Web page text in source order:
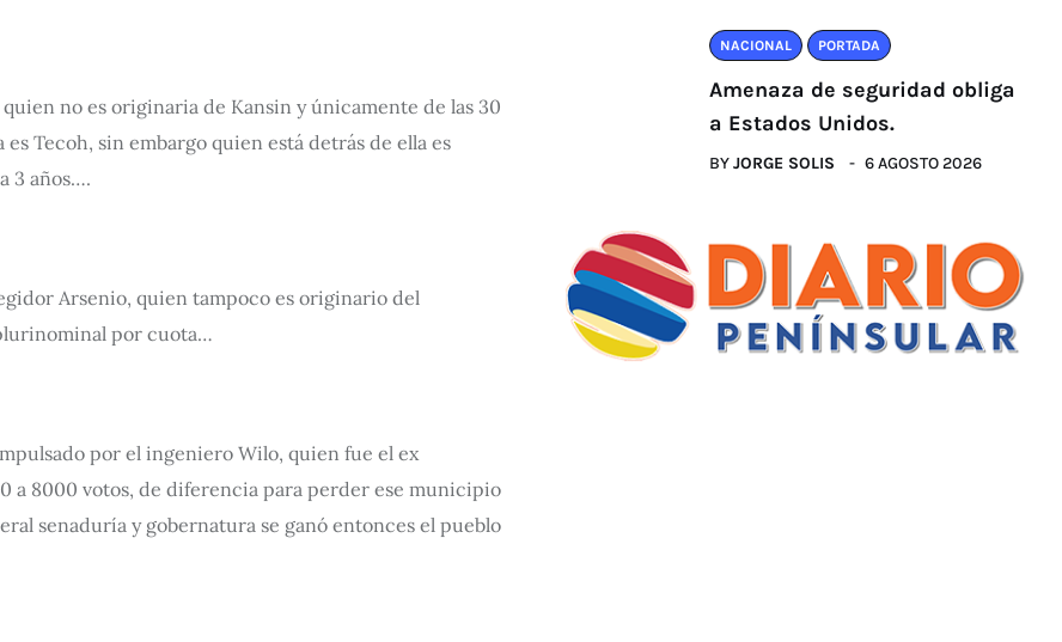
no es originaria de Kansin y únicamente de las 30
Tecoh, sin embargo quien está detrás de ella es
3 años….
Arsenio, quien tampoco es originario del
por cuota…
por el ingeniero Wilo, quien fue el ex
a 8000 votos, de diferencia para perder ese municipio
senaduría y gobernatura se ganó entonces el pueblo
NACIONAL PORTADA
Amenaza de seguridad obliga
a Estados Unidos.
BYJORGE SOLIS 6 AGOSTO 2026